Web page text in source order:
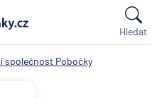
Hledat
společnost Pobočky